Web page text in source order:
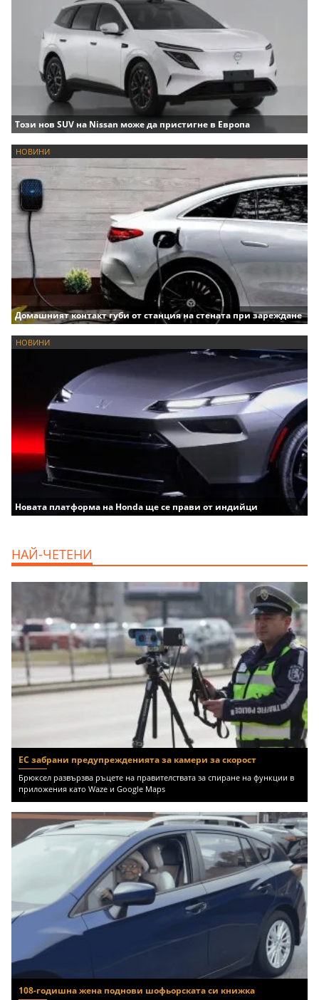
Този нов SUV на Nissan може да пристигне в Европа
НОВИНИ
Домашният контакт губи от станция на стената при зареждане
НОВИНИ
Новата платформа на Honda ще се прави от индийци
НАЙ-ЧЕТЕНИ
ЕС забрани предупрежденията за камери за скорост
Брюксел развързва ръцете на правителствата за спиране на функции в
приложения като Waze и Google Maps
108-годишна жена поднови шофьорската си книжка